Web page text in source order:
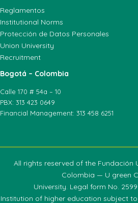
Reglamentos
Institutional Norms
Protección de Datos Personales
Union University
Recruitment
Bogotá – Colombia
Calle 170 # 54a – 10
PBX: 313 423 0649
Financial Management: 313 458 6251
All rights reserved of the Fundación
Colombia — U green
University. Legal form No.
Institution of higher education subject